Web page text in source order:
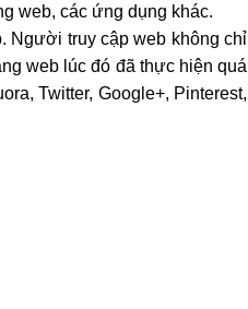
web, các ứng dụng khác.
Người truy cập web không chỉ
web lúc đó đã thực hiện quá
Twitter, Google+, Pinterest,